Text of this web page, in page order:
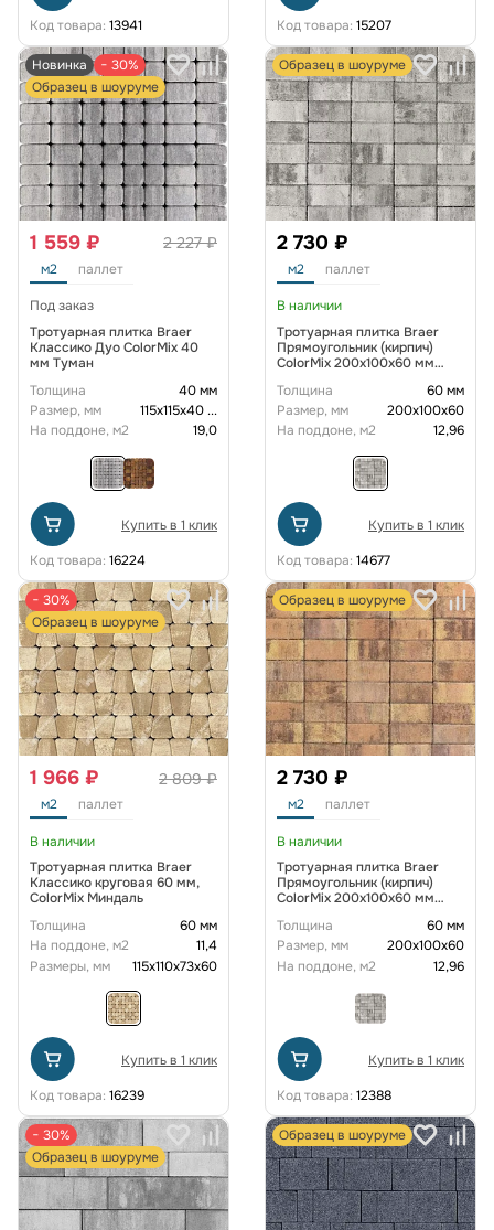
Код товара: 13941
Код товара: 15207
Новинка
− 30%
Образец в шоуруме
2 227 ₽
1 559 ₽
м2 паллет
Под заказ
Тротуарная плитка Braer
Классико Дуо ColorMix 40
мм Туман
Толщина
40 мм
Размер, мм
115х115х40...
На поддоне, м2
19,0
Купить в 1 клик
Код товара: 16224
Образец в шоуруме
2 730 ₽
м2 паллет
В наличии
Тротуарная плитка Braer
Прямоугольник (кирпич)
ColorMix 200х100х60 мм
Толщина
60 мм
Размер, мм
200х100х60
На поддоне, м2
12,96
Купить в 1 клик
Код товара: 14677
− 30%
Образец в шоуруме
2 809 ₽
1 966 ₽
м2 паллет
В наличии
Тротуарная плитка Braer
Классико круговая 60 мм,
ColorMix Миндаль
Толщина
60 мм
На поддоне, м2
11,4
Размеры, мм
115х110х73х60
Купить в 1 клик
Код товара: 16239
Образец в шоуруме
2 730 ₽
м2 паллет
В наличии
Тротуарная плитка Braer
Прямоугольник (кирпич)
ColorMix 200х100х60 мм
Толщина
60 мм
Размер, мм
200х100х60
На поддоне, м2
12,96
Купить в 1 клик
Код товара: 12388
− 30%
Образец в шоуруме
Образец в шоуруме